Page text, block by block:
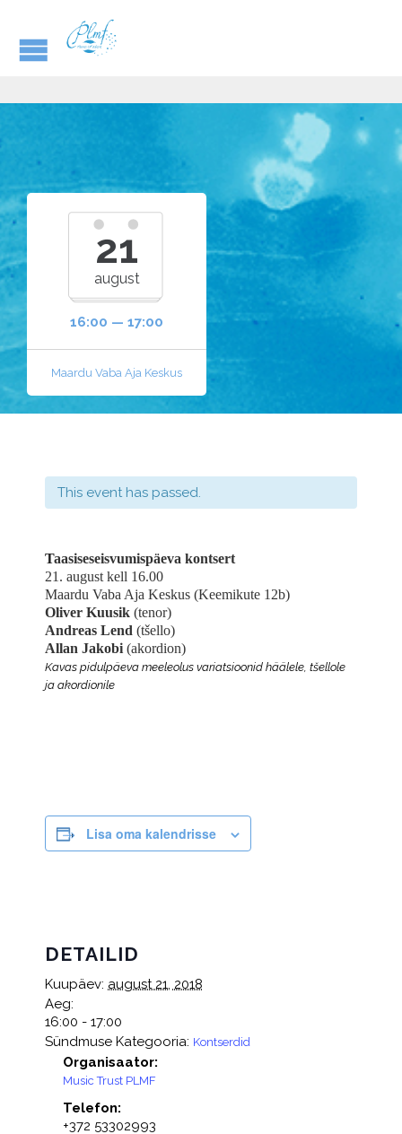
21
august
16:00 — 17:00
Maardu Vaba Aja Keskus
This event has passed.
Taasiseseisvumispäeva kontsert
21. august kell 16.00
Maardu Vaba Aja Keskus (Keemikute 12b)
Oliver Kuusik (tenor)
Andreas Lend (tšello)
Allan Jakobi (akordion)
Kavas pidulpäeva meeleolus variatsioonid häälele, tšellole
ja akordionile
Lisa oma kalendrisse
DETAILID
Kuupäev: august 21, 2018
Aeg:
16:00 - 17:00
Sündmuse Kategooria: Kontserdid
Organisaator:
Music Trust PLMF
Telefon:
+372 53302993